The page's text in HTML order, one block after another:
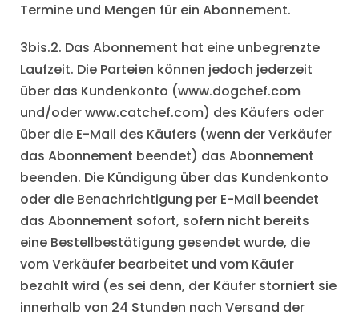
Termine und Mengen für ein Abonnement.
3bis.2. Das Abonnement hat eine unbegrenzte
Laufzeit. Die Parteien können jedoch jederzeit
über das Kundenkonto (www.dogchef.com
und/oder www.catchef.com) des Käufers oder
über die E-Mail des Käufers (wenn der Verkäufer
das Abonnement beendet) das Abonnement
beenden. Die Kündigung über das Kundenkonto
oder die Benachrichtigung per E-Mail beendet
das Abonnement sofort, sofern nicht bereits
eine Bestellbestätigung gesendet wurde, die
vom Verkäufer bearbeitet und vom Käufer
bezahlt wird (es sei denn, der Käufer storniert sie
innerhalb von 24 Stunden nach Versand der